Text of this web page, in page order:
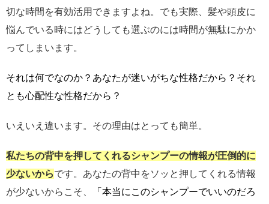
切な時間を有効活用できますよね。でも実際、髪や頭皮に
悩んでいる時にはどうしても選ぶのには時間が無駄にかか
ってしまいます。
それは何でなのか？あなたが迷いがちな性格だから？それ
とも心配性な性格だから？
いえいえ違います。その理由はとっても簡単。
私たちの背中を押してくれるシャンプーの情報が圧倒的に
少ないからです。あなたの背中をソッと押してくれる情報
が少ないからこそ、
「本当にこのシャンプーでいいのだろ